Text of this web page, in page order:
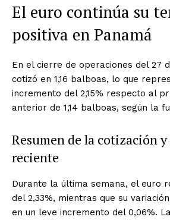
El euro continúa su
positiva en Panamá
En el cierre de operaciones del 27
cotizó en 1,16 balboas, lo que
incremento del 2,15% respecto al
anterior de 1,14 balboas, según la
Resumen de la cotización
reciente
Durante la última semana, el euro
del 2,33%, mientras que su
en un leve incremento del 0,06%.